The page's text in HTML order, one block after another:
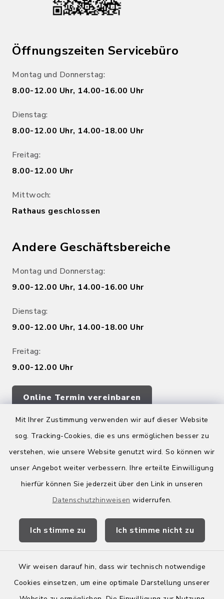
Mit Ihrer Zustimmung verwenden wir auf dieser Website
sog. Tracking-Cookies, die es uns ermöglichen besser zu
verstehen, wie unsere Website genutzt wird. So können wir
unser Angebot weiter verbessern. Ihre erteilte Einwilligung
hierfür können Sie jederzeit über den Link in unseren
Datenschutzhinweisen widerrufen.
Ich stimme zu Ich stimme nicht zu
Wir weisen darauf hin, dass wir technisch notwendige
Cookies einsetzen, um eine optimale Darstellung unserer
Öffnungszeiten Servicebüro
Montag und Donnerstag:
8.00-12.00 Uhr, 14.00-16.00 Uhr
Dienstag:
8.00-12.00 Uhr, 14.00-18.00 Uhr
Freitag:
8.00-12.00 Uhr
Mittwoch:
Rathaus geschlossen
Andere Geschäftsbereiche
Montag und Donnerstag:
9.00-12.00 Uhr, 14.00-16.00 Uhr
Dienstag:
9.00-12.00 Uhr, 14.00-18.00 Uhr
Freitag:
9.00-12.00 Uhr
Online Termin vereinbaren
Quicklinks
Kreis Bergstraße
Wirtschaftsregion Bergstraße
Kontakt